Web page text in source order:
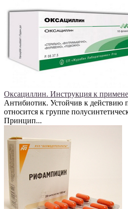
Оксациллин. Инструкция к
Антибиотик. Устойчив к действию
относится к группе
Принцип...